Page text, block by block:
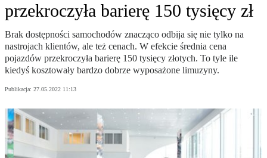
przekroczyła barierę 150 tysięcy zł
Brak dostępności samochodów znacząco odbija się nie tylko na
nastrojach klientów, ale też cenach. W efekcie średnia cena
pojazdów przekroczyła barierę 150 tysięcy złotych. To tyle ile
kiedyś kosztowały bardzo dobrze wyposażone limuzyny.
Publikacja: 27.05.2022 11:13